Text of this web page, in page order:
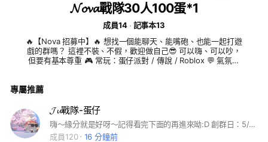
𝓝𝓸𝓿𝓪戰隊30人100蛋*1
成員14
記事本13
🔥【Nova 招募中】🔥 想找一個能聊天、能嘴砲、也能一起打遊
戲的群嗎？ 這裡不裝、不假，歡迎做自己😎 可以嗨、可以吵，
但要有基本尊重 🎮 常玩：蛋仔派對 / 傳說 / Roblox 💬 氣氛：
專屬推薦
𝓙𝓾戰隊-蛋仔
嗨～緣分就是好呀～記得看完下面的再進來呦:D 創群日：5/24 ～～～～～～～～～～ 福利↓ 活躍最高🟰會員*1 ------------------------- 預計抽獎： 120人抽獎 150人抽獎 170人抽獎 200人抽獎 團長心情好抽獎 生日可以跟副團要東西🤍 ～～～～～～～～～～ 希望大家可以進進看 待遇好✅ 大家都很溫柔✅ 抽獎活動多✅ 不定時抽獎✅ 有意見可以提出✅ 乞討✅ 吃瓜✅ 只要你遵守規則我們會給你一定的尊重 不遵守的話..不好說～ 心動不如行動♡ 想知道跟多的就進來一探究♡
成員120
16 分鐘前